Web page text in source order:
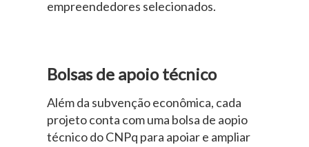
empreendedores selecionados.
Bolsas de apoio técnico
Além da subvenção econômica, cada
projeto conta com uma bolsa de aopio
técnico do CNPq para apoiar e ampliar